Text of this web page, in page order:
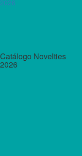
Catálogo Novelties
2026